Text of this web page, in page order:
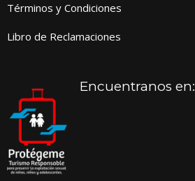
Términos y Condiciones
Libro de Reclamaciones
Encuentranos en: